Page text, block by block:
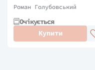
Роман Голубовський
Очікується
Купити